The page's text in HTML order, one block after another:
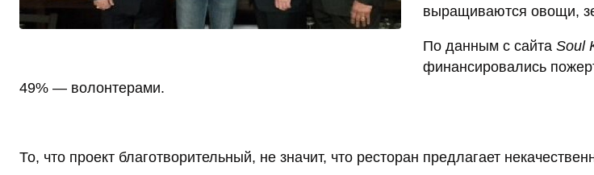
выращиваются овощи,
По данным с сайта Soul
финансировались
49% — волонтерами.
То, что проект благотворительный, не значит, что ресторан предлагает